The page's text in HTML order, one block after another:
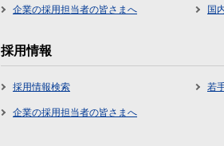
企業の採用担当者の皆さまへ 国
採用情報
採用情報検索 若
企業の採用担当者の皆さまへ